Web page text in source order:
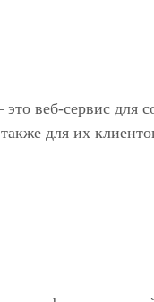
веб-сервис для
для их